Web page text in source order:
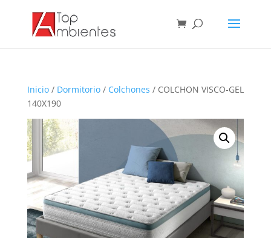
Inicio/ Dormitorio/ Colchones / COLCHON VISCO-GEL
140X190